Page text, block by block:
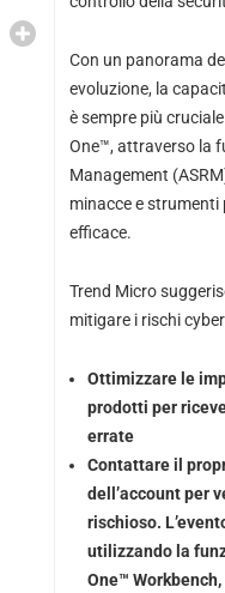
Con un panorama
evoluzione, la
è sempre più
One™, attraverso la
Management
minacce e strumenti
efficace.
Trend Micro
mitigare i rischi
Ottimizzare le
prodotti per
errate
Contattare il
dell’account per
rischioso.
utilizzando la
One™